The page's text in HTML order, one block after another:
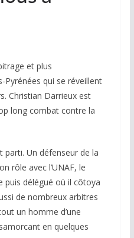
et plus
Pyrénées qui se réveillent
Christian Darrieux est
long combat contre la
parti. Un défenseur de la
rôle avec l’UNAF, le
puis délégué où il côtoya
de nombreux arbitres
un homme d’une
en quelques